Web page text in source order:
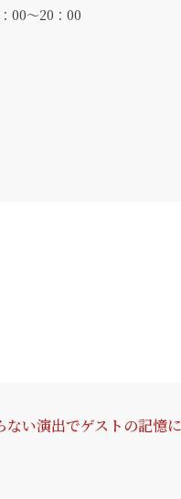
00～20：00
い演出でゲストの記憶